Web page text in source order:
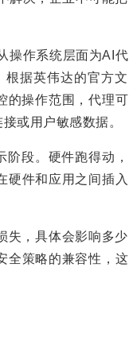
操作系统层面为AI代
据英伟达的官方文
的操作范围，代理可
或用户敏感数据。
段。硬件跑得动，
硬件和应用之间插入
失，具体会影响多少
全策略的兼容性，这